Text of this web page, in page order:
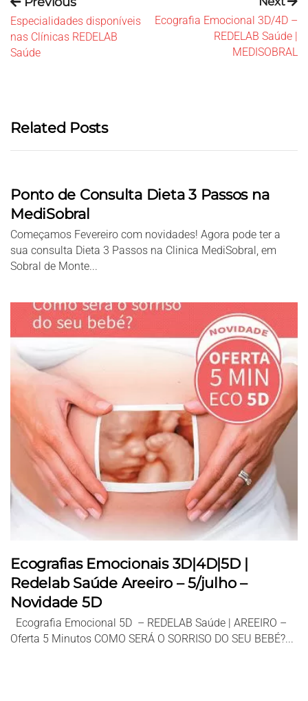
Especialidades disponíveis
nas Clínicas REDELAB
Saúde
Ecografia Emocional 3D/4D –
REDELAB Saúde |
MEDISOBRAL
Related Posts
Ponto de Consulta Dieta 3 Passos na
MediSobral
Começamos Fevereiro com novidades! Agora pode ter a
sua consulta Dieta 3 Passos na Clinica MediSobral, em
Sobral de Monte...
Ecografias Emocionais 3D|4D|5D |
Redelab Saúde Areeiro – 5/julho –
Novidade 5D
Ecografia Emocional 5D – REDELAB Saúde | AREEIRO –
Oferta 5 Minutos COMO SERÁ O SORRISO DO SEU BEBÉ?...